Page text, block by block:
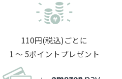
110円(税込)ごとに
1 〜 5ポイントプレゼント